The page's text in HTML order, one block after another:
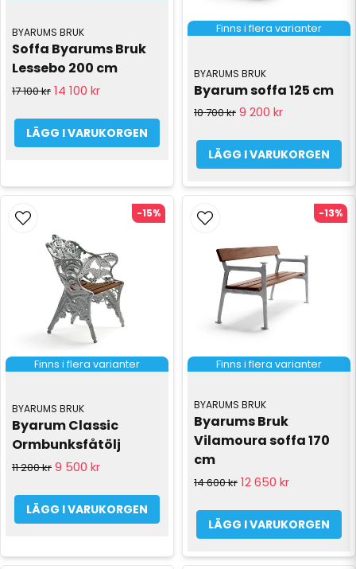
BYARUMS BRUK
Soffa Byarums Bruk
Lessebo 200 cm
17 100 kr 14 100 kr
LÄGG I VARUKORGEN
Finns i flera varianter
BYARUMS BRUK
Byarum soffa 125 cm
10 700 kr 9 200 kr
LÄGG I VARUKORGEN
Finns i flera varianter
BYARUMS BRUK
Byarum Classic
Ormbunksfåtölj
11 200 kr 9 500 kr
LÄGG I VARUKORGEN
-15%
Finns i flera varianter
BYARUMS BRUK
Byarums Bruk
Vilamoura soffa 170
cm
14 600 kr 12 650 kr
LÄGG I VARUKORGEN
-13%